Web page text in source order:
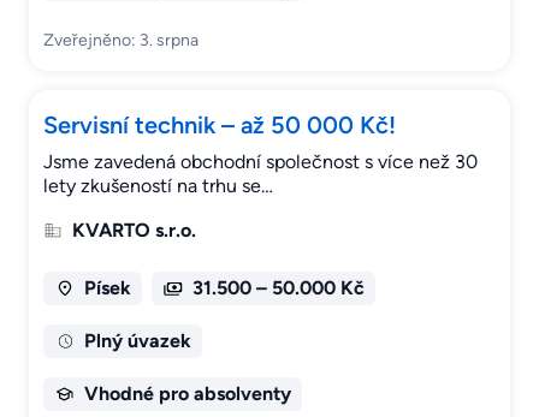
Zveřejněno: 3. srpna
Servisní technik – až 50 000 Kč!
Jsme zavedená obchodní společnost s více než 30
lety zkušeností na trhu se…
KVARTO s.r.o.
Písek 31.500 – 50.000 Kč
Plný úvazek
Vhodné pro absolventy